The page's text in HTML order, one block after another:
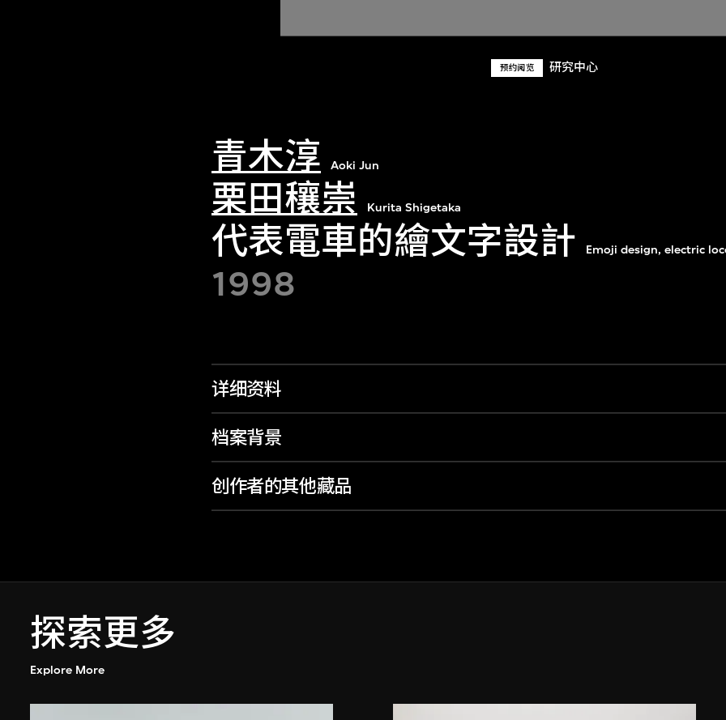
预约阅览 研究中心
青木淳 Aoki Jun
栗田穰崇 Kurita Shigetaka
代表電車的繪文字設計 Emoji design, electric
1998
详细资料
档案背景
创作者的其他藏品
探索更多
Explore More